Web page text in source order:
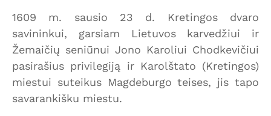
1609 m. sausio 23 d. Kretingos dvaro
savininkui, garsiam Lietuvos karvedžiui ir
Žemaičių seniūnui Jono Karoliui Chodkevičiui
pasirašius privilegiją ir Karolštato (Kretingos)
miestui suteikus Magdeburgo teises, jis tapo
savarankišku miestu.